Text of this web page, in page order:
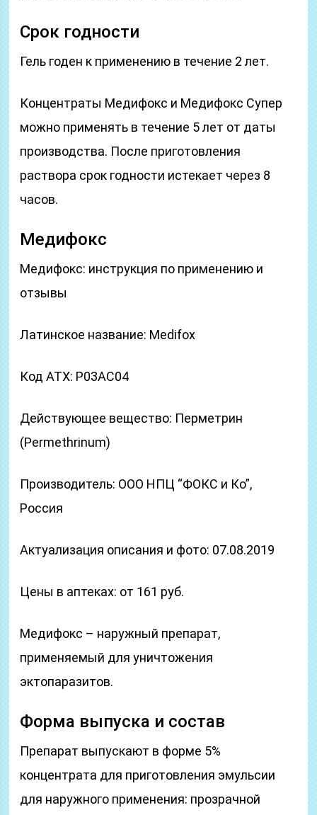
Срок годности
Гель годен к применению в течение 2 лет.
Концентраты Медифокс и Медифокс Супер
можно применять в течение 5 лет от даты
производства. После приготовления
раствора срок годности истекает через 8
часов.
Медифокс
Медифокс: инструкция по применению и
отзывы
Латинское название: Medifox
Код ATX: P03AC04
Действующее вещество: Перметрин
(Permethrinum)
Производитель: ООО НПЦ “ФОКС и Ко”,
Россия
Актуализация описания и фото: 07.08.2019
Цены в аптеках: от 161 руб.
Медифокс – наружный препарат,
применяемый для уничтожения
эктопаразитов.
Форма выпуска и состав
Препарат выпускают в форме 5%
концентрата для приготовления эмульсии
для наружного применения: прозрачной